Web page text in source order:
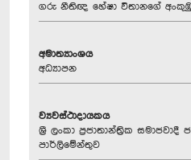
ගරු නීතිඥ හේෂා විතානගේ
අමාත්‍යාංශය
අධ්‍යාපන
ව්‍යවස්ථාදායකය
ශ්‍රී ලංකා ප්‍රජාතාන්ත්‍රික
පාර්ලිමේන්තුව